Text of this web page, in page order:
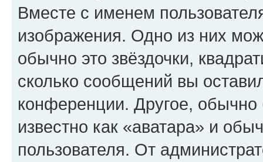
Вместе с именем
изображения. Одно из них
обычно это звёздочки,
сколько сообщений вы
конференции. Другое,
известно как «аватара» и
пользователя. От